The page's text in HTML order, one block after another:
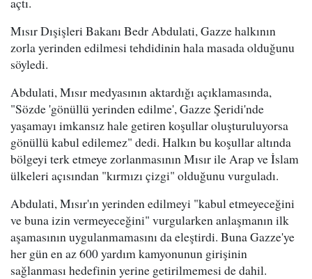
Mısır Dışişleri Bakanı Bedr Abdulati, Gazze halkının
zorla yerinden edilmesi tehdidinin hala masada olduğunu
söyledi.
Abdulati, Mısır medyasının aktardığı açıklamasında,
"Sözde 'gönüllü yerinden edilme', Gazze Şeridi'nde
yaşamayı imkansız hale getiren koşullar oluşturuluyorsa
gönüllü kabul edilemez" dedi. Halkın bu koşullar altında
bölgeyi terk etmeye zorlanmasının Mısır ile Arap ve İslam
ülkeleri açısından "kırmızı çizgi" olduğunu vurguladı.
Abdulati, Mısır'ın yerinden edilmeyi "kabul etmeyeceğini
ve buna izin vermeyeceğini" vurgularken anlaşmanın ilk
aşamasının uygulanmamasını da eleştirdi. Buna Gazze'ye
her gün en az 600 yardım kamyonunun girişinin
sağlanması hedefinin yerine getirilmemesi de dahil.